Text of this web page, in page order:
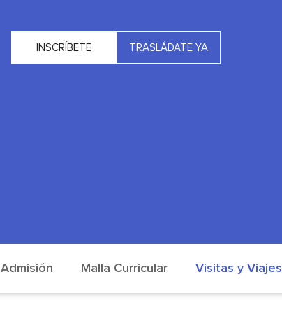
INSCRÍBETE TRASLÁDATE YA
Admisión Malla Curricular Visitas y Viajes